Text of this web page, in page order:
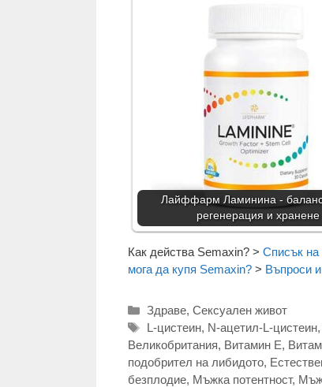
Лайффарм Ламинина -
регенерация и хранене
Как действа Semaxin? > Списък на
мога да купя Semaxin? > Въпроси
Категории
Здраве, Сексуален живот
Етикети
L-цистеин, N-ацетил-L-цистеин,
Великобритания, Витамин E,
подобрител на либидото,
безплодие, Мъжка потентност,